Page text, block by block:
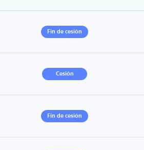
Fin de cesión
Cesión
Fin de cesión